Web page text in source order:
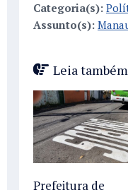
Categoria(s):
Assunto(s):
Leia
Prefeitura de